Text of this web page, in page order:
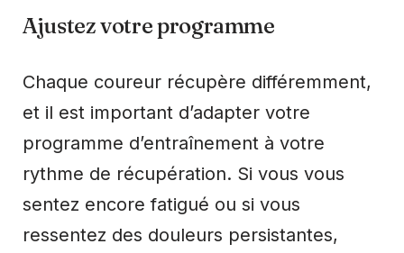
Ajustez votre programme
Chaque coureur récupère différemment,
et il est important d’adapter votre
programme d’entraînement à votre
rythme de récupération. Si vous vous
sentez encore fatigué ou si vous
ressentez des douleurs persistantes,